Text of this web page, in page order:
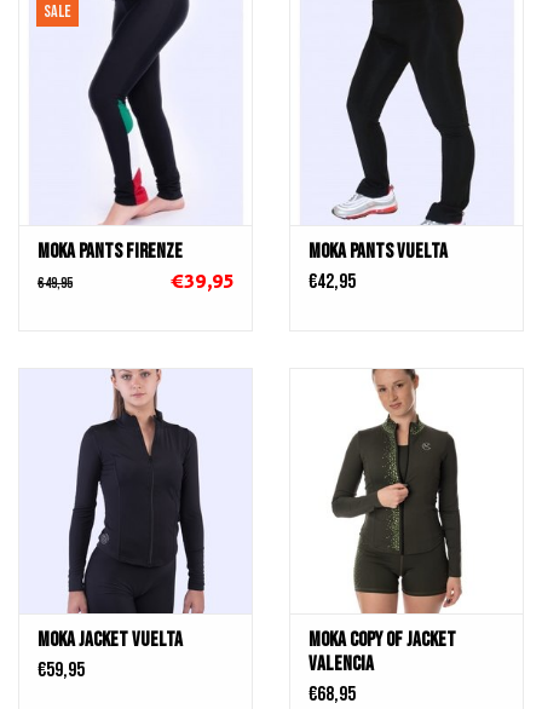
Rolschaatsen
SALE
MOKA Pants Firenze
€49,95 €39,95
MOKA PANTS VUELTA
€42,95
MOKA Jacket Vuelta
€59,95
MOKA Copy of JACKET
VALENCIA
€68,95